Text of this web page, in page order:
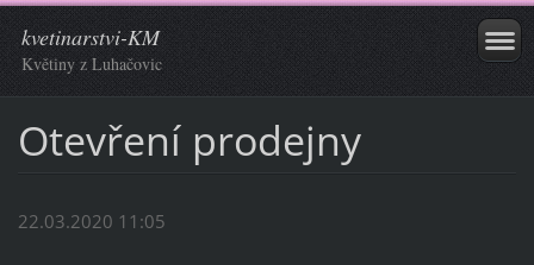
kvetinarstvi-KM
Květiny z Luhačovic
Otevření prodejny
22.03.2020 11:05